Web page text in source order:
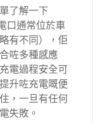
了解一下
口通常位於車
有不同），佢
咗多種感應
電過程安全可
升咗充電嘅便
，一旦有任何
失敗。